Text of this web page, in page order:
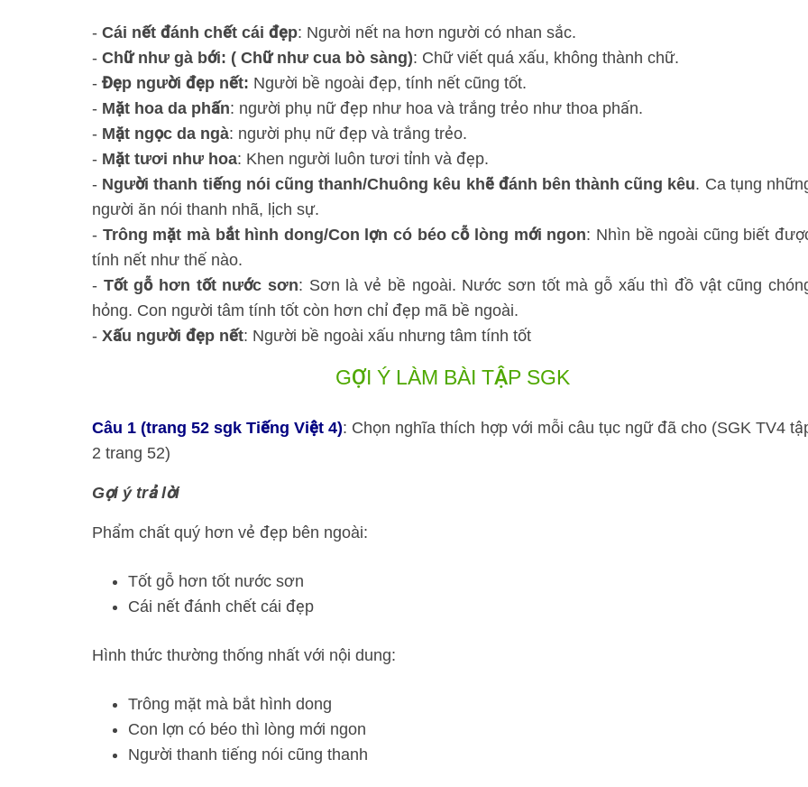
- Cái nết đánh chết cái đẹp: Người nết na hơn người có nhan sắc.
- Chữ như gà bới: ( Chữ như cua bò sàng): Chữ viết quá xấu, không thành chữ.
- Đẹp người đẹp nết: Người bề ngoài đẹp, tính nết cũng tốt.
- Mặt hoa da phấn: người phụ nữ đẹp như hoa và trắng trẻo như thoa phấn.
- Mặt ngọc da ngà: người phụ nữ đẹp và trắng trẻo.
- Mặt tươi như hoa: Khen người luôn tươi tỉnh và đẹp.
- Người thanh tiếng nói cũng thanh/Chuông kêu khẽ đánh bên thành cũng kêu. Ca tụng
người ăn nói thanh nhã, lịch sự.
- Trông mặt mà bắt hình dong/Con lợn có béo cỗ lòng mới ngon: Nhìn bề ngoài cũng biết
tính nết như thế nào.
- Tốt gỗ hơn tốt nước sơn: Sơn là vẻ bề ngoài. Nước sơn tốt mà gỗ xấu thì đồ vật cũng
hỏng. Con người tâm tính tốt còn hơn chỉ đẹp mã bề ngoài.
- Xấu người đẹp nết: Người bề ngoài xấu nhưng tâm tính tốt
GỢI Ý LÀM BÀI TẬP SGK
Câu 1 (trang 52 sgk Tiếng Việt 4): Chọn nghĩa thích hợp với mỗi câu tục ngữ đã cho (SGK TV4
2 trang 52)
Gợi ý trả lời
Phẩm chất quý hơn vẻ đẹp bên ngoài:
Tốt gỗ hơn tốt nước sơn
Cái nết đánh chết cái đẹp
Hình thức thường thống nhất với nội dung:
Trông mặt mà bắt hình dong
Con lợn có béo thì lòng mới ngon
Người thanh tiếng nói cũng thanh